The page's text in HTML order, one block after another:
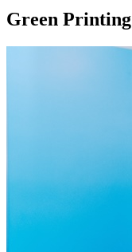
Green Printing